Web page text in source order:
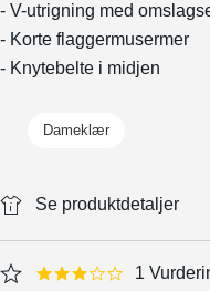
- V-utrigning med
- Korte flaggermusermer
- Knytebelte i midjen
Dameklær
Se produktdetaljer
3.0 star rating 1